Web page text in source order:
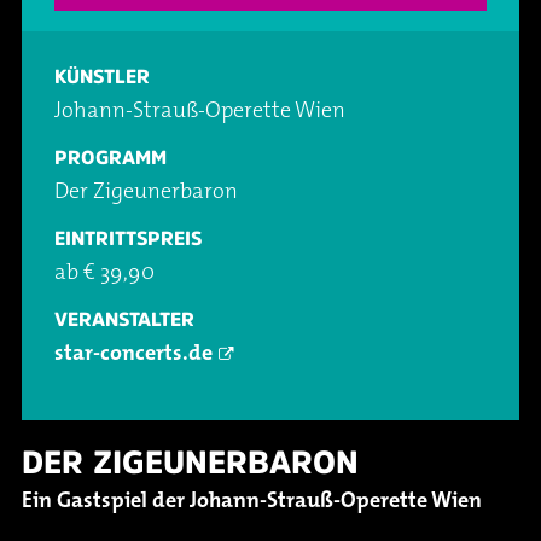
Party
Theater & Musical
Vorträge & Lesungen
Barrierefreiheit
Über Lohr a.Main
FAQ – Fragen & Antworten
Downloads
Geschichte
Jobs
KÜNSTLER
Johann-Strauß-Operette Wien
PROGRAMM
Der Zigeunerbaron
EINTRITTSPREIS
ab € 39,90
VERANSTALTER
star-concerts.de
DER ZIGEUNERBARON
Ein Gastspiel der Johann-Strauß-Operette Wien